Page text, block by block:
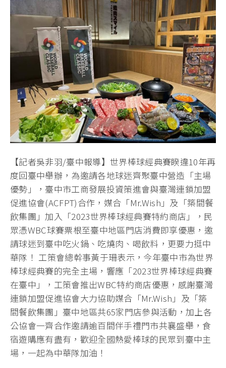
【記者吳非羽/臺中報導】世界棒球經典賽睽違10年再
度回臺中舉辦，為邀請各地球迷齊聚臺中營造「主場
優勢」，臺中市工商發展投資策進會與臺灣連鎖加盟
促進協會(ACFPT)合作，媒合「Mr.Wish」及「築間餐
飲集團」加入「2023世界棒球經典賽特約商店」，民
眾憑WBC球賽票根至臺中地區門店消費即享優惠，邀
請球迷到臺中吃火鍋、吃燒肉、喝飲料，更要力挺中
華隊！ 工策會總幹事黃于珊表示，今年臺中市為世界
棒球經典賽的完全主場，響應「2023世界棒球經典賽
在臺中」，工策會推出WBC特約商店優惠，感謝臺灣
連鎖加盟促進協會大力協助媒合「Mr.Wish」及「築
間餐飲集團」臺中地區共65家門店參與活動，加上各
公協會一齊合作邀請逾百間伴手禮門市共襄盛舉，食
宿遊購應有盡有，歡迎全國熱愛棒球的民眾到臺中主
場，一起為中華隊加油！